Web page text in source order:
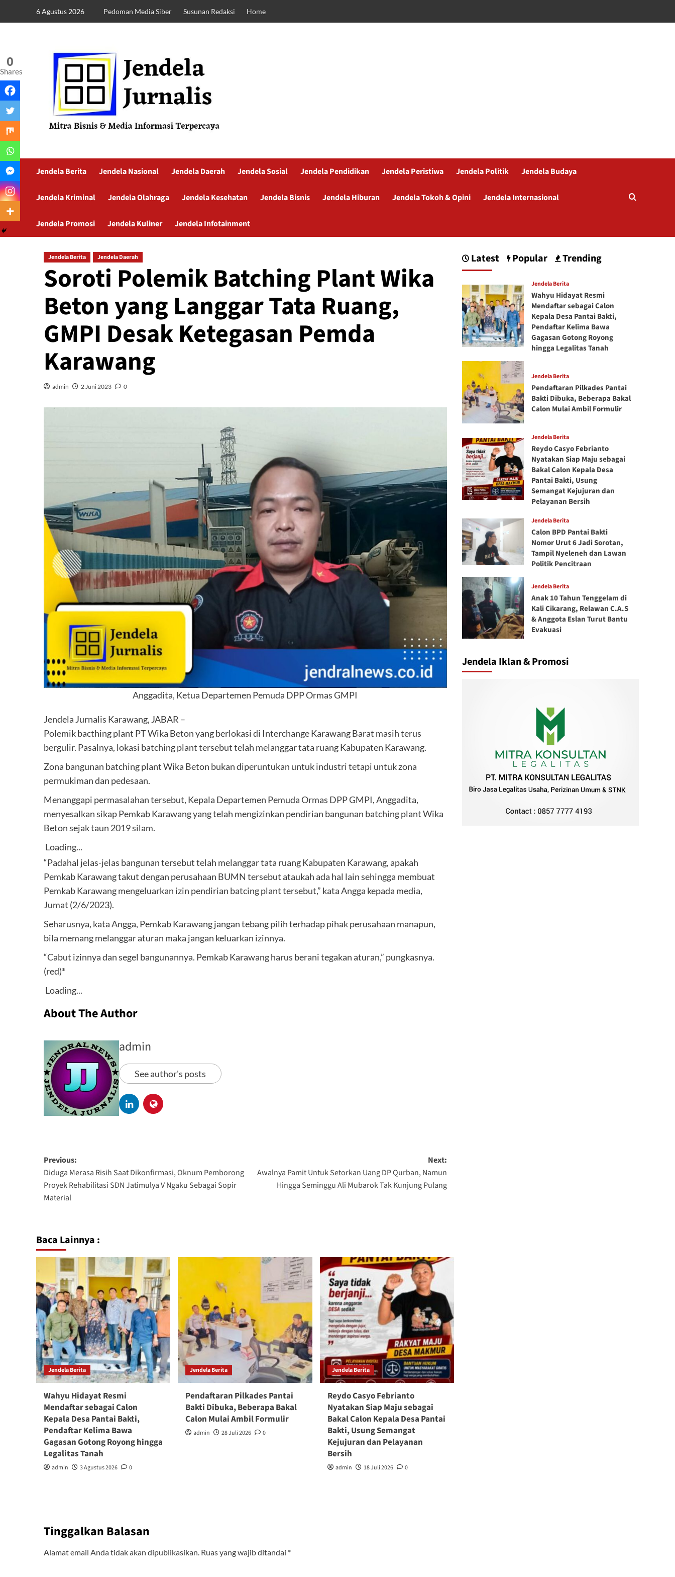
6 Agustus 2026 Pedoman Media Siber Susunan Redaksi Home
Jendela Berita Jendela Nasional Jendela Daerah Jendela Sosial Jendela Pendidikan Jendela Peristiwa Jendela Politik Jendela Budaya
Jendela Kriminal Jendela Olahraga Jendela Kesehatan Jendela Bisnis Jendela Hiburan Jendela Tokoh & Opini Jendela Internasional
Jendela Promosi Jendela Kuliner Jendela Infotainment
Jendela Berita Jendela Daerah
Soroti Polemik Batching Plant Wika
Beton yang Langgar Tata Ruang,
GMPI Desak Ketegasan Pemda
Karawang
admin 2 Juni 2023 0
Anggadita, Ketua Departemen Pemuda DPP Ormas GMPI
Jendela Jurnalis Karawang, JABAR –
Polemik bacthing plant PT Wika Beton yang berlokasi di Interchange Karawang Barat masih terus
bergulir. Pasalnya, lokasi batching plant tersebut telah melanggar tata ruang Kabupaten Karawang.
Zona bangunan batching plant Wika Beton bukan diperuntukan untuk industri tetapi untuk zona
permukiman dan pedesaan.
Menanggapi permasalahan tersebut, Kepala Departemen Pemuda Ormas DPP GMPI, Anggadita,
menyesalkan sikap Pemkab Karawang yang telah mengizinkan pendirian bangunan batching plant Wika
Beton sejak taun 2019 silam.
Loading...
“Padahal jelas-jelas bangunan tersebut telah melanggar tata ruang Kabupaten Karawang, apakah
Pemkab Karawang takut dengan perusahaan BUMN tersebut ataukah ada hal lain sehingga membuat
Pemkab Karawang mengeluarkan izin pendirian batcing plant tersebut,” kata Angga kepada media,
Jumat (2/6/2023).
Seharusnya, kata Angga, Pemkab Karawang jangan tebang pilih terhadap pihak perusahaan manapun,
bila memang melanggar aturan maka jangan keluarkan izinnya.
“Cabut izinnya dan segel bangunannya. Pemkab Karawang harus berani tegakan aturan,” pungkasnya.
(red)*
Loading...
About The Author
admin
See author's posts
0
Shares
Previous:
Diduga Merasa Risih Saat Dikonfirmasi, Oknum Pemborong
Proyek Rehabilitasi SDN Jatimulya V Ngaku Sebagai Sopir
Material
Next:
Awalnya Pamit Untuk Setorkan Uang DP Qurban, Namun
Hingga Seminggu Ali Mubarok Tak Kunjung Pulang
Baca Lainnya :
Jendela Berita
Wahyu Hidayat Resmi
Mendaftar sebagai Calon
Kepala Desa Pantai Bakti,
Pendaftar Kelima Bawa
Gagasan Gotong Royong hingga
Legalitas Tanah
admin 3 Agustus 2026 0
Jendela Berita
Pendaftaran Pilkades Pantai
Bakti Dibuka, Beberapa Bakal
Calon Mulai Ambil Formulir
admin 28 Juli 2026 0
Jendela Berita
Reydo Casyo Febrianto
Nyatakan Siap Maju sebagai
Bakal Calon Kepala Desa Pantai
Bakti, Usung Semangat
Kejujuran dan Pelayanan
Bersih
admin 18 Juli 2026 0
Tinggalkan Balasan
Alamat email Anda tidak akan dipublikasikan. Ruas yang wajib ditandai *
Latest Popular Trending
Jendela Berita
Wahyu Hidayat Resmi
Mendaftar sebagai Calon
Kepala Desa Pantai Bakti,
Pendaftar Kelima Bawa
Gagasan Gotong Royong
hingga Legalitas Tanah
Jendela Berita
Pendaftaran Pilkades Pantai
Bakti Dibuka, Beberapa Bakal
Calon Mulai Ambil Formulir
Jendela Berita
Reydo Casyo Febrianto
Nyatakan Siap Maju sebagai
Bakal Calon Kepala Desa
Pantai Bakti, Usung
Semangat Kejujuran dan
Pelayanan Bersih
Jendela Berita
Calon BPD Pantai Bakti
Nomor Urut 6 Jadi Sorotan,
Tampil Nyeleneh dan Lawan
Politik Pencitraan
Jendela Berita
Anak 10 Tahun Tenggelam di
Kali Cikarang, Relawan C.A.S
& Anggota Eslan Turut Bantu
Evakuasi
Jendela Iklan & Promosi